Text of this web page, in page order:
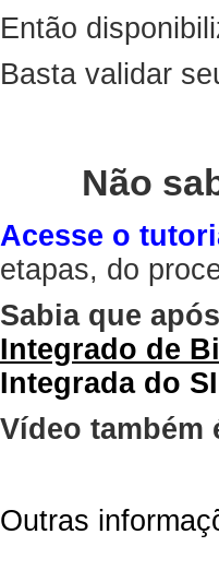
Então
Basta validar
Não
Acesse o
etapas, do
Sabia que
Integrado de
Integrada do
Vídeo
Outras